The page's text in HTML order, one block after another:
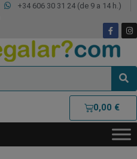
+34 606 30 31 24 (de 9 a 14 h.)
0,00 €